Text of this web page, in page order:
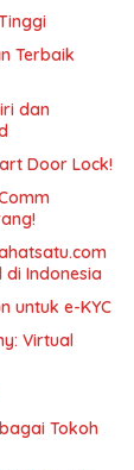
Terbaik
dan
Door Lock!
di Indonesia
untuk e-KYC
Virtual
Tokoh